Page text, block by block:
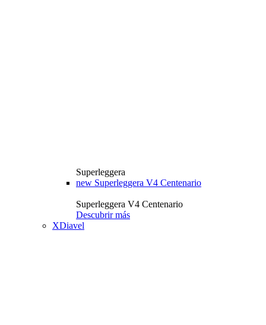
Superleggera
new Superleggera V4 Centenario
Superleggera V4 Centenario
Descubrir más
XDiavel